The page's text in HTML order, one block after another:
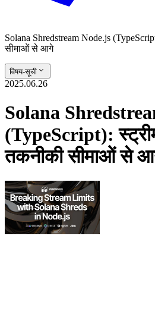
Solana Shredstream Node.js
सीमाओं से आगे
विषय-सूची
2025.06.26
Solana
(TypeScript):
तकनीकी सीमाओं से